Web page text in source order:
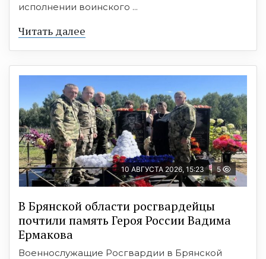
исполнении воинского ...
Читать далее
10 АВГУСТА 2026, 15:23 5
В Брянской области росгвардейцы
почтили память Героя России Вадима
Ермакова
Военнослужащие Росгвардии в Брянской